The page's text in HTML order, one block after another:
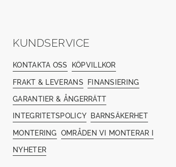
KUNDSERVICE
KONTAKTA OSS
KÖPVILLKOR
FRAKT & LEVERANS FINANSIERING
GARANTIER & ÅNGERRÄTT
INTEGRITETSPOLICY BARNSÄKERHET
MONTERING OMRÅDEN VI MONTERAR I
NYHETER